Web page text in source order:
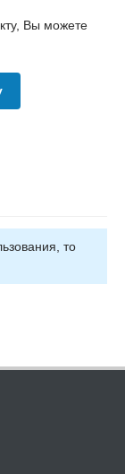
Вы можете
то